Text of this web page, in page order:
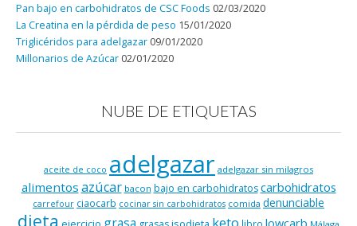
Pan bajo en carbohidratos de CSC Foods 02/03/2020
La Creatina en la pérdida de peso 15/01/2020
Triglicéridos para adelgazar 09/01/2020
Millonarios de Azúcar 02/01/2020
NUBE DE ETIQUETAS
aceite de coco adelgazar adelgazar sin milagros
alimentos azúcar bacon bajo en carbohidratos carbohidratos
carrefour ciaocarb cocinar sin carbohidratos comida denunciable
dieta keto libro